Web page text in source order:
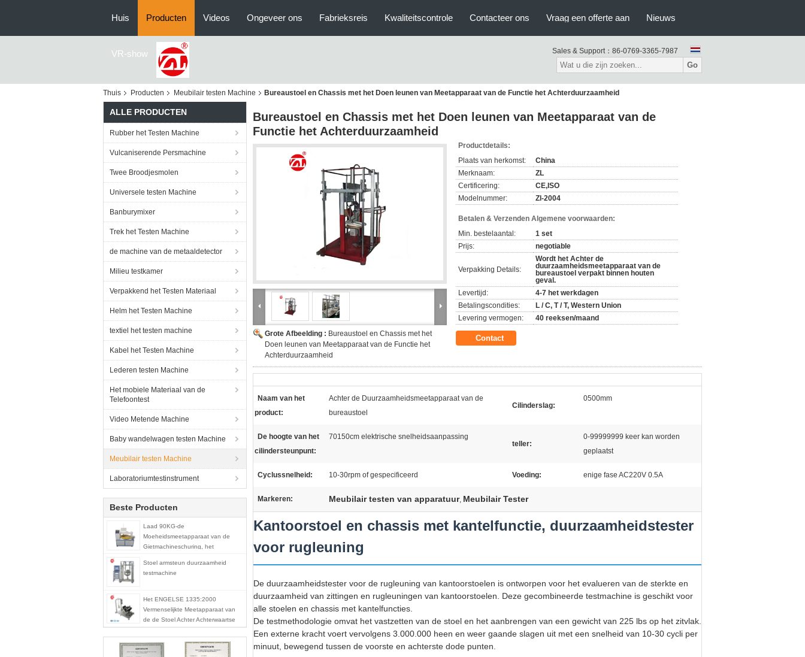
Huis Producten Videos Ongeveer ons Fabrieksreis Kwaliteitscontrole Contacteer ons Vraag een offerte aan Nieuws
VR-show Sales & Support： 86-0769-3365-7987
Go
Thuis Producten Meubilair testen Machine Bureaustoel en Chassis met het Doen leunen van Meetapparaat van de Functie het Achterduurzaamheid
ALLE PRODUCTEN
Rubber het Testen Machine
Vulcaniserende Persmachine
Twee Broodjesmolen
Universele testen Machine
Banburymixer
Trek het Testen Machine
de machine van de metaaldetector
Milieu testkamer
Verpakkend het Testen Materiaal
Helm het Testen Machine
textiel het testen machine
Kabel het Testen Machine
Lederen testen Machine
Het mobiele Materiaal van de
Telefoontest
Video Metende Machine
Baby wandelwagen testen Machine
Meubilair testen Machine
Laboratoriumtestinstrument
Beste Producten
Laad 90KG-de
Moeheidsmeetapparaat van de
Gietmachineschuring, het
Gietmachinemethode van de
Vloeroppervlakte
Stoel armsteun duurzaamheid
testmachine
Het ENGELSE 1335:2000
Vermenselijkte Meetapparaat van
de de Stoel Achter Achterwaartse
Duurzaamheid van de
Bureaustoel en Chassis met het Doen leunen van Meetapparaat van de
Functie het Achterduurzaamheid
Grote Afbeelding : Bureaustoel en Chassis met het
Doen leunen van Meetapparaat van de Functie het
Achterduurzaamheid
Productdetails:
Plaats van herkomst:
China
Merknaam:
ZL
Certificering:
CE,ISO
Modelnummer:
Zl-2004
Betalen & Verzenden Algemene voorwaarden:
Min. bestelaantal:
1 set
Prijs:
negotiable
Verpakking Details:
Wordt het Achter de
duurzaamheidsmeetapparaat van de
bureaustoel verpakt binnen houten
geval.
Levertijd:
4-7 het werkdagen
Betalingscondities:
L / C, T / T, Western Union
Levering vermogen:
40 reeksen/maand
Contact
Naam van het
product:
Achter de Duurzaamheidsmeetapparaat van de
bureaustoel
Cilinderslag:
0500mm
De hoogte van het
cilindersteunpunt:
70150cm elektrische snelheidsaanpassing
teller:
0-99999999 keer kan worden
geplaatst
Cyclussnelheid: 10-30rpm of gespecificeerd Voeding: enige fase AC220V 0.5A
Markeren: Meubilair testen van apparatuur, Meubilair Tester
Kantoorstoel en chassis met kantelfunctie, duurzaamheidstester
voor rugleuning
De duurzaamheidstester voor de rugleuning van kantoorstoelen is ontworpen voor het evalueren van de sterkte en
duurzaamheid van zittingen en rugleuningen van kantoorstoelen. Deze gecombineerde testmachine is geschikt voor
alle stoelen en chassis met kantelfuncties.
De testmethodologie omvat het vastzetten van de stoel en het aanbrengen van een gewicht van 225 lbs op het zitvlak.
Een externe kracht voert vervolgens 3.000.000 heen en weer gaande slagen uit met een snelheid van 10-30 cycli per
minuut, bewegend tussen de voorste en achterste dode punten.